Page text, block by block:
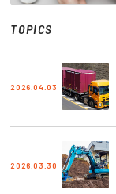
TOPICS
2026.04.03
2026.03.30